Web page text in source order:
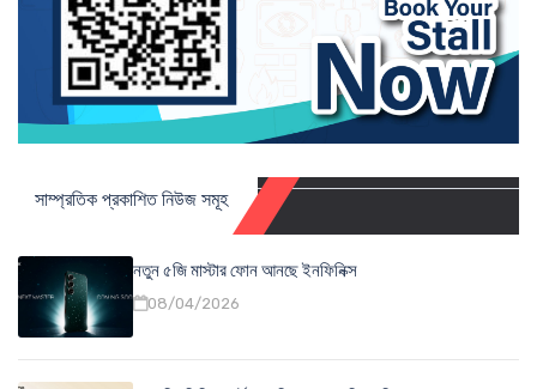
সাম্প্রতিক প্রকাশিত নিউজ সমূহ
নতুন ৫জি মাস্টার ফোন আনছে ইনফিনিক্স
08/04/2026